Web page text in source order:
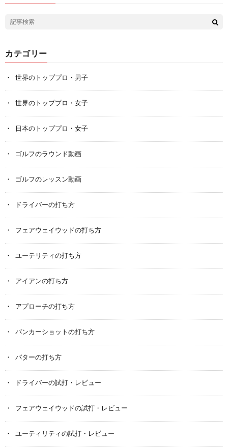
カテゴリー
世界のトッププロ・男子
世界のトッププロ・女子
日本のトッププロ・女子
ゴルフのラウンド動画
ゴルフのレッスン動画
ドライバーの打ち方
フェアウェイウッドの打ち方
ユーテリティの打ち方
アイアンの打ち方
アプローチの打ち方
バンカーショットの打ち方
パターの打ち方
ドライバーの試打・レビュー
フェアウェイウッドの試打・レビュー
ユーティリティの試打・レビュー